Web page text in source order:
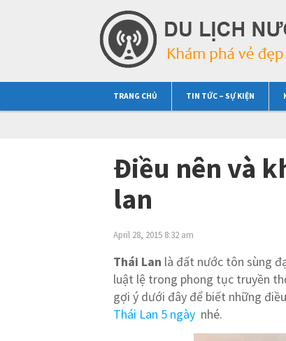
TRANG CHỦ TIN TỨC – SỰ KIỆN
Điều nên và
lan
April 28, 2015 8:32 am
Thái Lan là đất nước tôn sùng
luật lệ trong phong tục truyền
gợi ý dưới đây để biết những
Thái Lan 5 ngày nhé.